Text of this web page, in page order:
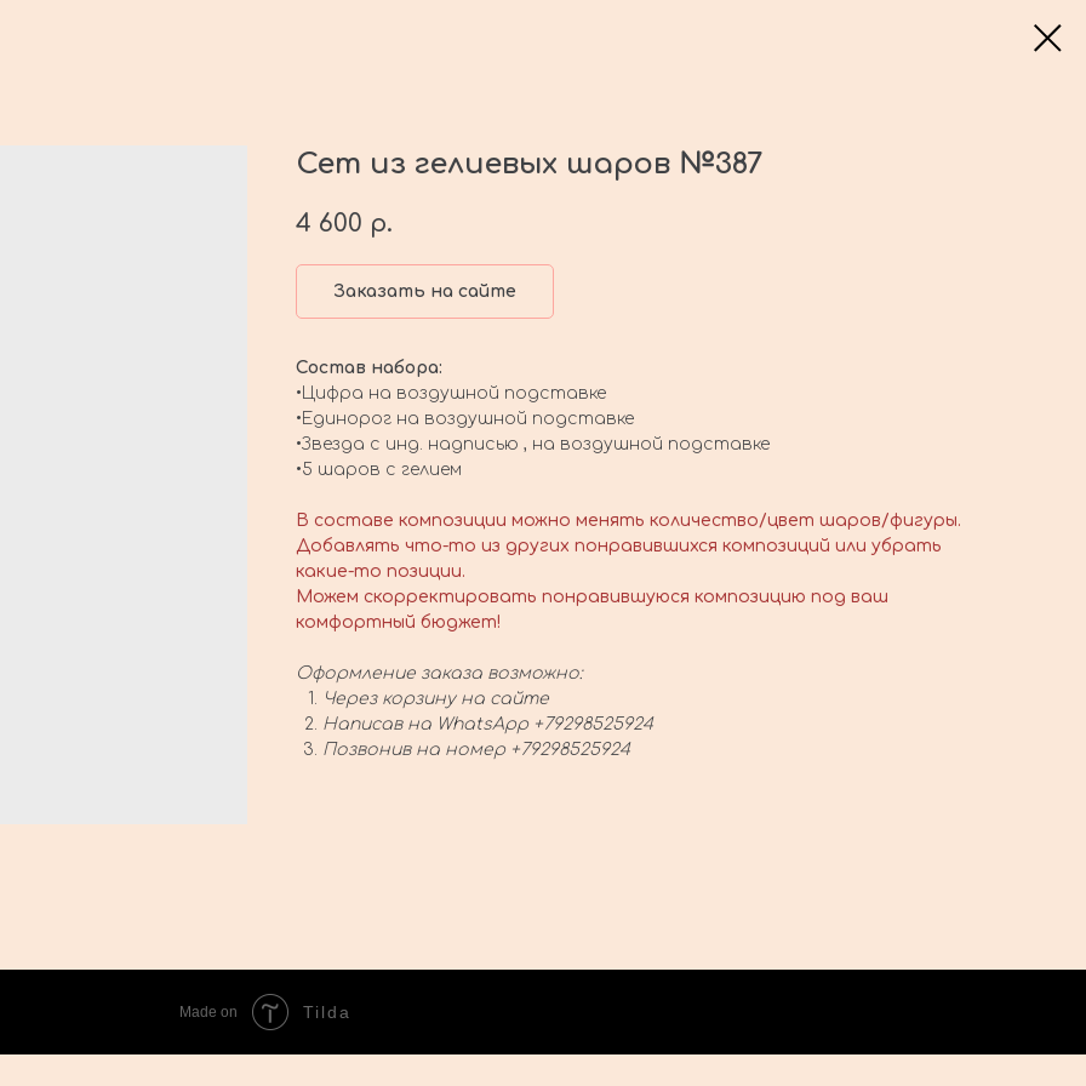
Сет из гелиевых шаров №387
4 600 р.
Заказать на сайте
Состав набора:
•Цифра на воздушной подставке
•Единорог на воздушной подставке
•Звезда с инд. надписью , на воздушной подставке
•5 шаров с гелием
В составе композиции можно менять количество/цвет шаров/фигуры.
Добавлять что-то из других понравившихся композиций или убрать
какие-то позиции.
Можем скорректировать понравившуюся композицию под ваш
комфортный бюджет!
Оформление заказа возможно:
Через корзину на сайте
Написав на WhatsApp +79298525924
Позвонив на номер +79298525924
Made on Tilda